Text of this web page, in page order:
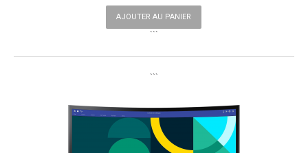
AJOUTER AU PANIER
```
```